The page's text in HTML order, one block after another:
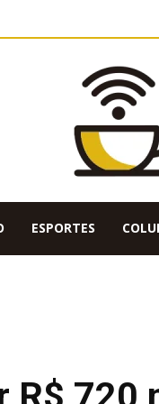
ESPORTES